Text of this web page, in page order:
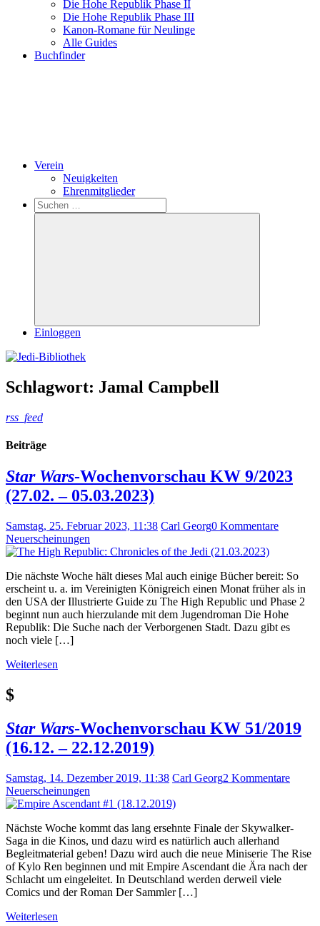
Die Hohe Republik Phase II
Die Hohe Republik Phase III
Kanon-Romane für Neulinge
Alle Guides
Buchfinder
Verein
Neuigkeiten
Ehrenmitglieder
Search
Suchen
nach:
Suchen
Einloggen
Schlagwort: Jamal Campbell
rss_feed
Beiträge
Star Wars-Wochenvorschau KW 9/2023
(27.02. – 05.03.2023)
Samstag, 25. Februar 2023, 11:38 Carl Georg0 Kommentare
Neuerscheinungen
Die nächste Woche hält dieses Mal auch einige Bücher bereit: So
erscheint u. a. im Vereinigten Königreich einen Monat früher als in
den USA der Illustrierte Guide zu The High Republic und Phase 2
beginnt nun auch hierzulande mit dem Jugendroman Die Hohe
Republik: Die Suche nach der Verborgenen Stadt. Dazu gibt es
noch viele […]
Weiterlesen
$
Star Wars-Wochenvorschau KW 51/2019
(16.12. – 22.12.2019)
Samstag, 14. Dezember 2019, 11:38 Carl Georg2 Kommentare
Neuerscheinungen
Nächste Woche kommt das lang ersehnte Finale der Skywalker-
Saga in die Kinos, und dazu wird es natürlich auch allerhand
Begleitmaterial geben! Dazu wird auch die neue Miniserie The Rise
of Kylo Ren beginnen und mit Empire Ascendant die Ära nach der
Schlacht um eingeleitet. In Deutschland werden derweil viele
Comics und der Roman Der Sammler […]
Weiterlesen